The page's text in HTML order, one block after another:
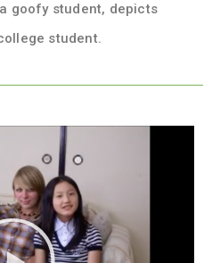
goofy student, depicts
student.